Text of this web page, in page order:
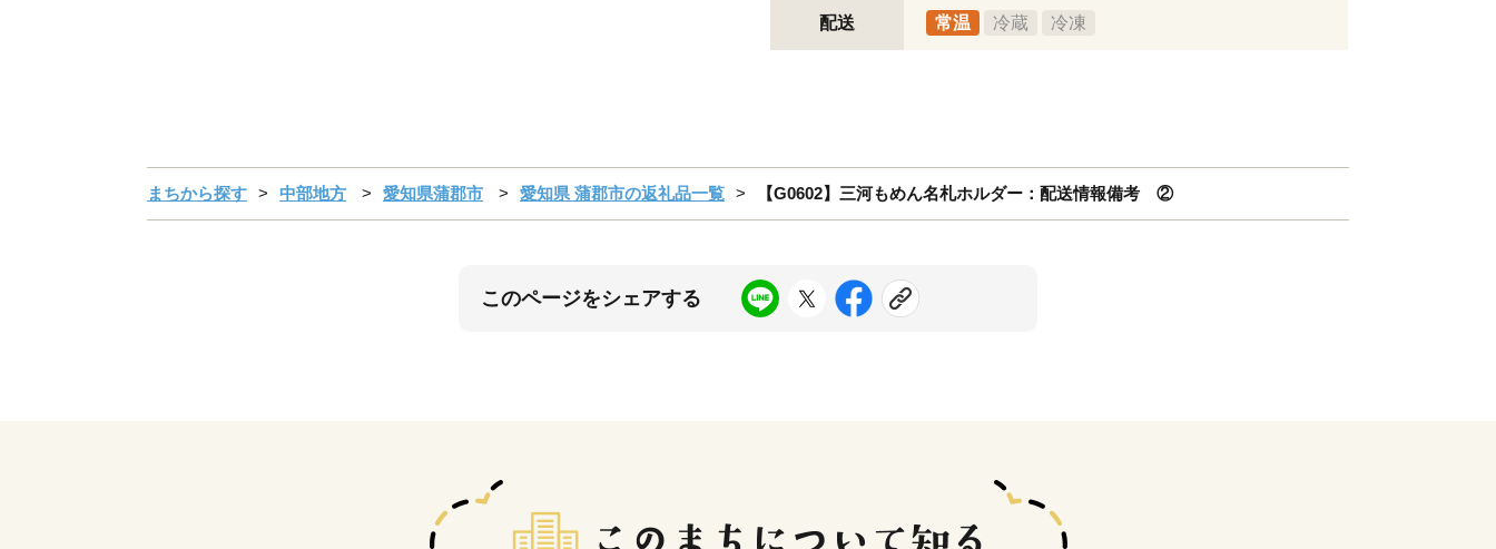
配送 常温 冷蔵 冷凍
まちから探す 中部地方 愛知県蒲郡市 愛知県 蒲郡市の返礼品一覧 【G0602】三河もめん名札ホルダー：配送情報備考 ②
このページをシェアする